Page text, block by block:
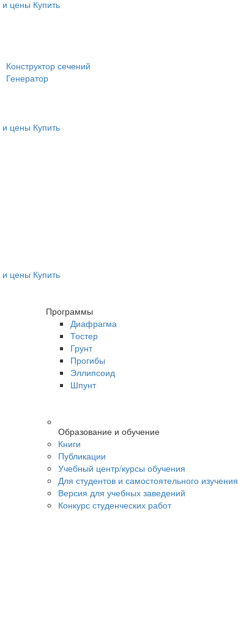
и цены Купить
Конструктор сечений
Генератор
и цены Купить
и цены Купить
Программы
Диафрагма
Тостер
Грунт
Прогибы
Эллипсоид
Шпунт
Образование и обучение
Книги
Публикации
Учебный центр/курсы обучения
Для студентов и самостоятельного изучения
Версия для учебных заведений
Конкурс студенческих работ